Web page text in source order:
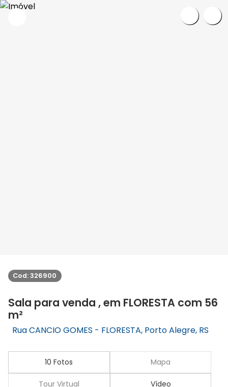
Cod: 326900
Sala para venda , em FLORESTA com 56
m²
Rua CANCIO GOMES - FLORESTA, Porto Alegre, RS
10 Fotos Mapa
Tour Virtual Vídeo